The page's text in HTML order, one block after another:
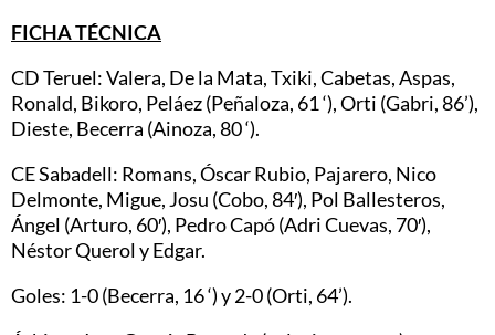
FICHA TÉCNICA
CD Teruel: Valera, De la Mata, Txiki, Cabetas, Aspas,
Ronald, Bikoro, Peláez (Peñaloza, 61 ‘), Orti (Gabri, 86’),
Dieste, Becerra (Ainoza, 80 ‘).
CE Sabadell: Romans, Óscar Rubio, Pajarero, Nico
Delmonte, Migue, Josu (Cobo, 84′), Pol Ballesteros,
Ángel (Arturo, 60′), Pedro Capó (Adri Cuevas, 70′),
Néstor Querol y Edgar.
Goles: 1-0 (Becerra, 16 ‘) y 2-0 (Orti, 64’).